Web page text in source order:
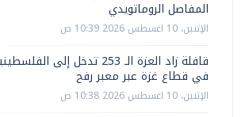
المفاصل الروماتويدي
الإثنين، 10 اغسطس 2026 10:39 ص
قافلة زاد العزة الـ 253 تدخل إلى
في قطاع غزة عبر معبر رفح
الإثنين، 10 اغسطس 2026 10:38 ص